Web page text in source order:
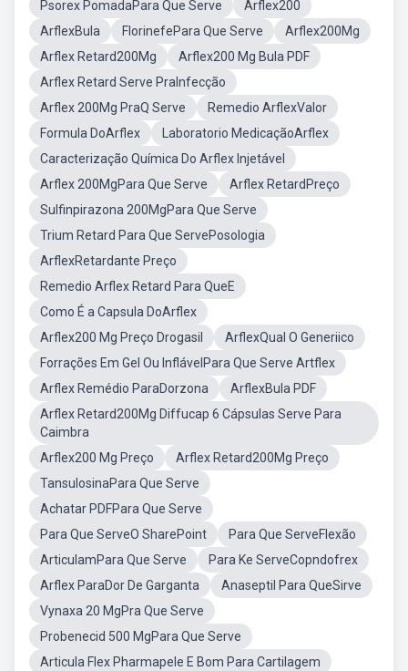
Psorex PomadaPara Que Serve
Arflex200
ArflexBula
FlorinefePara Que Serve
Arflex200Mg
Arflex Retard200Mg
Arflex200 Mg Bula PDF
Arflex Retard Serve PraInfecção
Arflex 200Mg PraQ Serve
Remedio ArflexValor
Formula DoArflex
Laboratorio MedicaçãoArflex
Caracterização Química Do Arflex Injetável
Arflex 200MgPara Que Serve
Arflex RetardPreço
Sulfinpirazona 200MgPara Que Serve
Trium Retard Para Que ServePosologia
ArflexRetardante Preço
Remedio Arflex Retard Para QueE
Como É a Capsula DoArflex
Arflex200 Mg Preço Drogasil
ArflexQual O Generiico
Forrações Em Gel Ou InflávelPara Que Serve Artflex
Arflex Remédio ParaDorzona
ArflexBula PDF
Arflex Retard200Mg Diffucap 6 Cápsulas Serve Para
Caimbra
Arflex200 Mg Preço
Arflex Retard200Mg Preço
TansulosinaPara Que Serve
Achatar PDFPara Que Serve
Para Que ServeO SharePoint
Para Que ServeFlexão
ArticulamPara Que Serve
Para Ke ServeCopndofrex
Arflex ParaDor De Garganta
Anaseptil Para QueSirve
Vynaxa 20 MgPra Que Serve
Probenecid 500 MgPara Que Serve
Articula Flex Pharmapele E Bom Para Cartilagem